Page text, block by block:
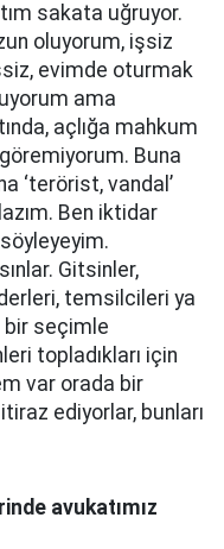
sakata uğruyor.
oluyorum, işsiz
evimde oturmak
ama
açlığa mahkum
Buna
‘terörist, vandal’
Ben iktidar
Gitsinler,
temsilcileri ya
bir seçimle
topladıkları için
var orada bir
ediyorlar, bunları
avukatımız